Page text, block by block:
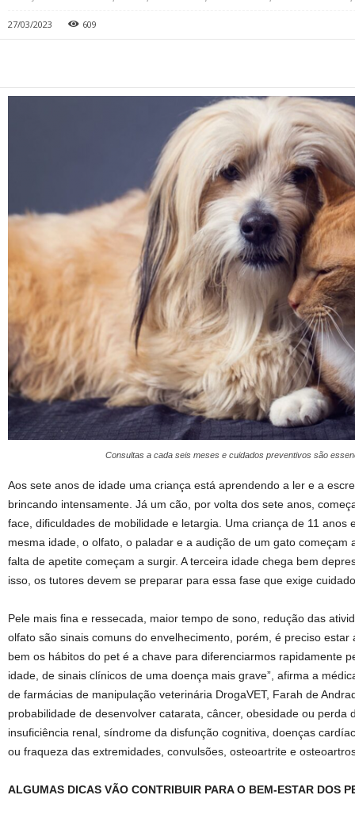
27/03/2023 609
Consultas a cada seis meses e cuidados preventivos são
Aos sete anos de idade uma criança está aprendendo a ler e a
brincando intensamente. Já um cão, por volta dos sete anos,
face, dificuldades de mobilidade e letargia. Uma criança de 11 anos
mesma idade, o olfato, o paladar e a audição de um gato começam
falta de apetite começam a surgir. A terceira idade chega bem
isso, os tutores devem se preparar para essa fase que exige
Pele mais fina e ressecada, maior tempo de sono, redução das
olfato são sinais comuns do envelhecimento, porém, é preciso estar
bem os hábitos do pet é a chave para diferenciarmos rapidamente
idade, de sinais clínicos de uma doença mais grave”, afirma a
de farmácias de manipulação veterinária DrogaVET, Farah de
probabilidade de desenvolver catarata, câncer, obesidade ou perda
insuficiência renal, síndrome da disfunção cognitiva, doenças
ou fraqueza das extremidades, convulsões, osteoartrite e
ALGUMAS DICAS VÃO CONTRIBUIR PARA O BEM-ESTAR DOS